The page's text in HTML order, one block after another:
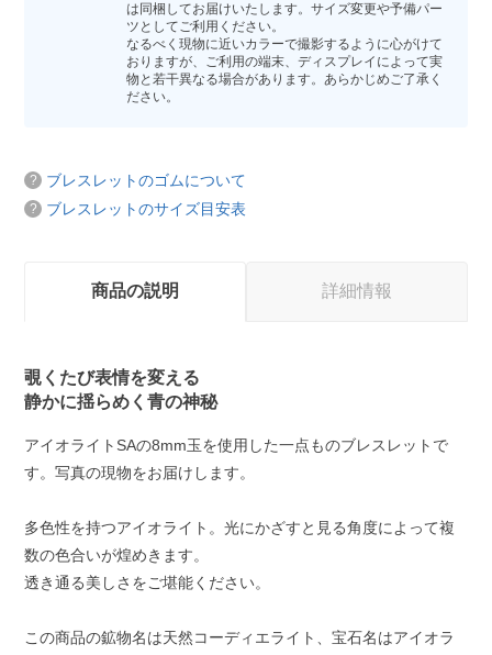
は同梱してお届けいたします。サイズ変更や予備パー
ツとしてご利用ください。
なるべく現物に近いカラーで撮影するように心がけて
おりますが、ご利用の端末、ディスプレイによって実
物と若干異なる場合があります。あらかじめご了承く
ださい。
ブレスレットのゴムについて
ブレスレットのサイズ目安表
商品の説明 詳細情報
覗くたび表情を変える
静かに揺らめく青の神秘
アイオライトSAの8mm玉を使用した一点ものブレスレットで
す。写真の現物をお届けします。
多色性を持つアイオライト。光にかざすと見る角度によって複
数の色合いが煌めきます。
透き通る美しさをご堪能ください。
この商品の鉱物名は天然コーディエライト、宝石名はアイオラ